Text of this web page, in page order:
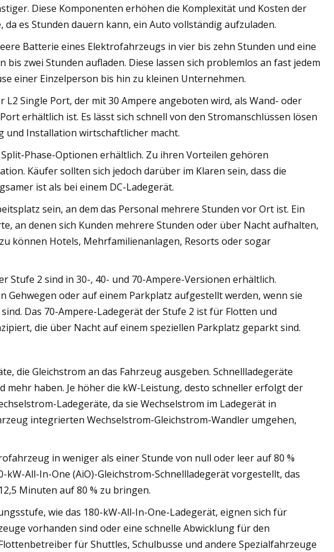
Diese Komponenten erhöhen die Komplexität und Kosten der
es Stunden dauern kann, ein Auto vollständig aufzuladen.
Batterie eines Elektrofahrzeugs in vier bis zehn Stunden und eine
zwei Stunden aufladen. Diese lassen sich problemlos an fast jedem
einer Einzelperson bis hin zu kleinen Unternehmen.
L2 Single Port, der mit 30 Ampere angeboten wird, als Wand- oder
erhältlich ist. Es lässt sich schnell von den Stromanschlüssen lösen
und Installation wirtschaftlicher macht.
Phase-Optionen erhältlich. Zu ihren Vorteilen gehören
Käufer sollten sich jedoch darüber im Klaren sein, dass die
ist als bei einem DC-Ladegerät.
sein, an dem das Personal mehrere Stunden vor Ort ist. Ein
an denen sich Kunden mehrere Stunden oder über Nacht aufhalten,
können Hotels, Mehrfamilienanlagen, Resorts oder sogar
Stufe 2 sind in 30-, 40- und 70-Ampere-Versionen erhältlich.
Gehwegen oder auf einem Parkplatz aufgestellt werden, wenn sie
Das 70-Ampere-Ladegerät der Stufe 2 ist für Flotten und
die über Nacht auf einem speziellen Parkplatz geparkt sind.
die Gleichstrom an das Fahrzeug ausgeben. Schnellladegeräte
mehr haben. Je höher die kW-Leistung, desto schneller erfolgt der
Ladegeräte, da sie Wechselstrom im Ladegerät in
integrierten Wechselstrom-Gleichstrom-Wandler umgehen,
in weniger als einer Stunde von null oder leer auf 80 %
kW-All-In-One (AiO)-Gleichstrom-Schnellladegerät vorgestellt, das
Minuten auf 80 % zu bringen.
wie das 180-kW-All-In-One-Ladegerät, eignen sich für
vorhanden sind oder eine schnelle Abwicklung für den
für Shuttles, Schulbusse und andere Spezialfahrzeuge